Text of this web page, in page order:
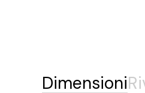
Dimensioni